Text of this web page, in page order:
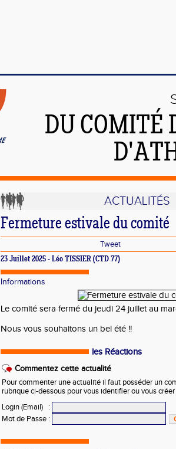
DU COMITÉ
ACTUALITÉS
Fermeture estivale du comité
Tweet
23 Juillet 2025 - Léo TISSIER (CTD 77)
Informations
Le comité sera fermé du jeudi 24 juillet au
Nous vous souhaitons un bel été !!
les Réactions
Commentez cette actualité
Pour commenter une actualité il faut posséder un
rubrique ci-dessous pour vous identifier ou vous
Login (Email)
:
Mot de Passe :